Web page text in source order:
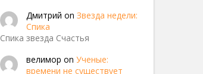
Дмитрий on Звезда недели:
Спика
Спика звезда Счастья
велимор on Ученые:
времени не существует